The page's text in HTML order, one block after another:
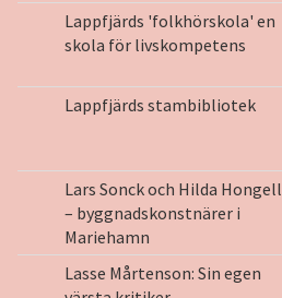
Lappfjärds 'folkhörskola' en
skola för livskompetens
Lappfjärds stambibliotek
Lars Sonck och Hilda Hongell
– byggnadskonstnärer i
Mariehamn
Lasse Mårtenson: Sin egen